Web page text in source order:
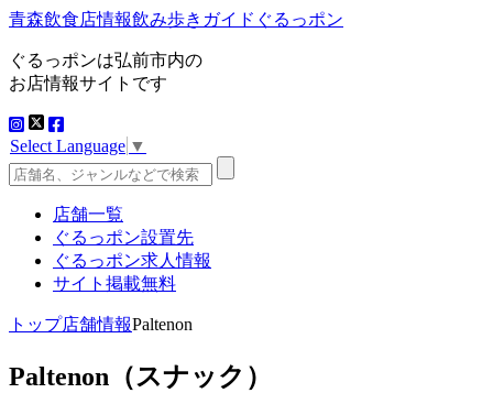
青森飲食店情報飲み歩きガイドぐるっポン
ぐるっポンは弘前市内の
お店情報サイトです
Select Language ▼
店舗一覧
ぐるっポン設置先
ぐるっポン求人情報
サイト掲載無料
トップ店舗情報Paltenon
Paltenon （スナック）